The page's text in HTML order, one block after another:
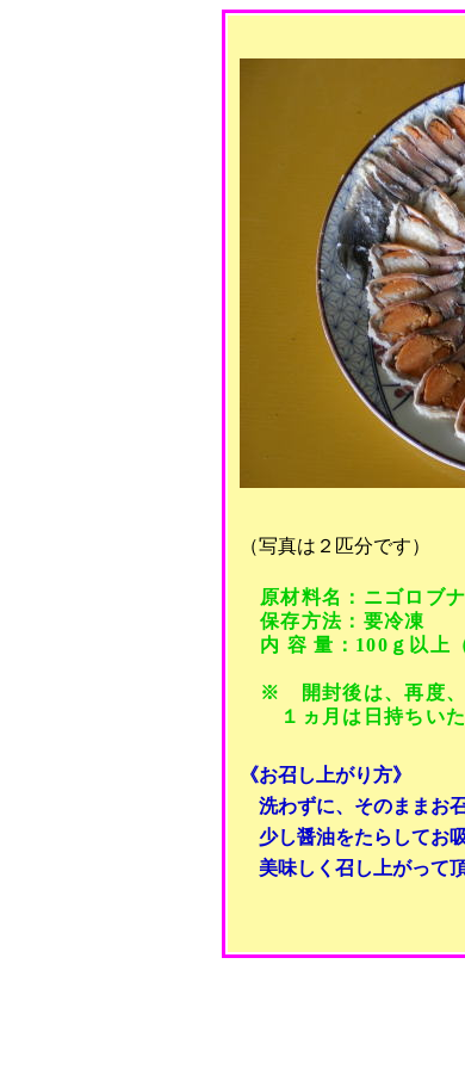
（写真は２匹分です）
原材料名：ニゴロブ
保存方法：要冷凍
内 容 量：100ｇ以上
※ 開封後は、再度、
１ヵ月は日持ちいた
《お召し上がり方》
洗わずに、そのままお
少し醤油をたらしてお
美味しく召し上がって頂